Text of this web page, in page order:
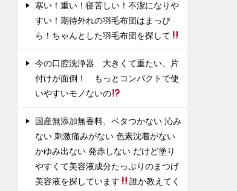
寒い！重い！寝苦しい！不潔になりや
すい！期待外れの羽毛布団はまっぴ
ら！ちゃんとした羽毛布団を探して
今の口腔洗浄器 大きくて重たい、片
付けが面倒！ もっとコンパクトで使
いやすいモノないの
国産無添加無香料、ベタつかない 沁み
ない 刺激痛みがない 色素沈着がない
かゆみ出ない 発赤しない だけど塗り
やすくて美容液成分たっぷりのまつげ
美容液を探しています
誰か教えてく